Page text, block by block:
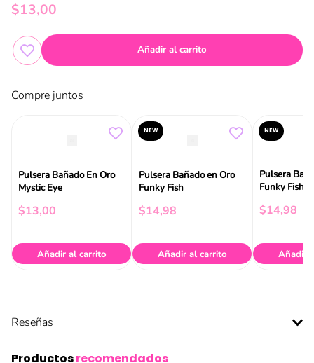
$13,00
Añadir al carrito
Compre juntos
Pulsera Bañado En Oro
Mystic Eye
$13,00
Añadir al carrito
NEW
Pulsera Bañado en Oro
Funky Fish
$14,98
Añadir al carrito
NEW
Pulsera
Funky Fish
$14,98
Añadir
Reseñas
Productosrecomendados